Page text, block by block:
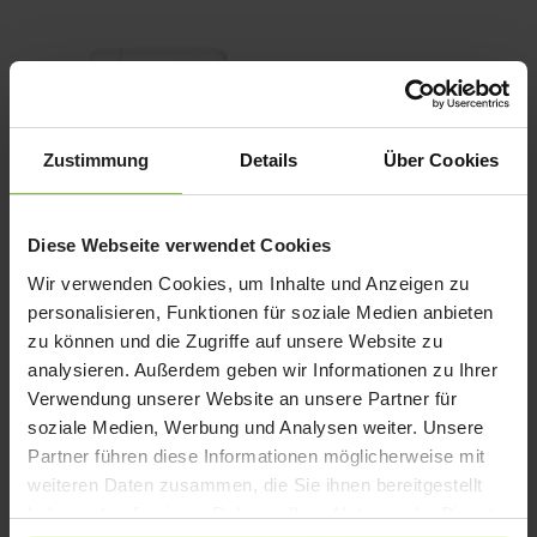
Zustimmung Details Über Cookies
Diese Webseite verwendet Cookies
Wir verwenden Cookies, um Inhalte und Anzeigen zu
personalisieren, Funktionen für soziale Medien anbieten
zu können und die Zugriffe auf unsere Website zu
analysieren. Außerdem geben wir Informationen zu Ihrer
Verwendung unserer Website an unsere Partner für
soziale Medien, Werbung und Analysen weiter. Unsere
Partner führen diese Informationen möglicherweise mit
weiteren Daten zusammen, die Sie ihnen bereitgestellt
haben oder die sie im Rahmen Ihrer Nutzung der Dienste
Apple 96W USB‑C Power
85,00 €Ursprünglicher
war:
85,00 €
82,00€ Aktueller
ist:
82,00 €.
zzgl.Versand
Apple MagSafe 2 Power
85,00 €Ursprünglicher
85,00 €
82,00€Aktueller
82,00 €.
zzgl.
Versand